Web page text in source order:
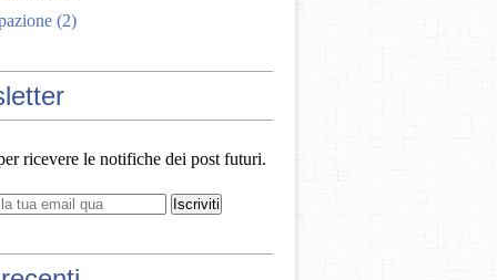
(2)
ricevere le notifiche dei post futuri.